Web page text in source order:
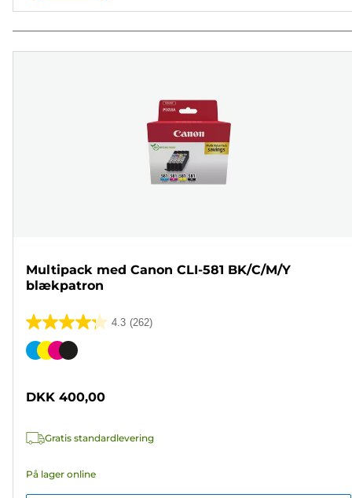
Multipack med Canon CLI-581 BK/C/M/Y
blækpatron
4.3 (262)
4.3
ud
stjerner.
anmeldelser
Farvepatron
DKK 400,00
Gratis standardlevering
På lager online